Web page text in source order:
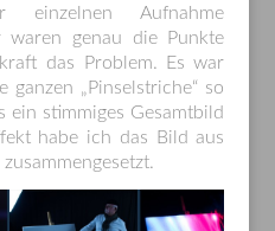
einzelnen Aufnahme
waren genau die Punkte
das Problem. Es war
„Pinselstriche“ so
ein stimmiges Gesamtbild
habe ich das Bild aus